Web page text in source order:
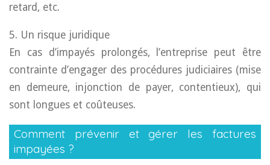
retard, etc.
5. Un risque juridique
En cas d’impayés prolongés, l’entreprise peut être
contrainte d’engager des procédures judiciaires (mise
en demeure, injonction de payer, contentieux), qui
sont longues et coûteuses.
Comment prévenir et gérer les factures
impayées ?